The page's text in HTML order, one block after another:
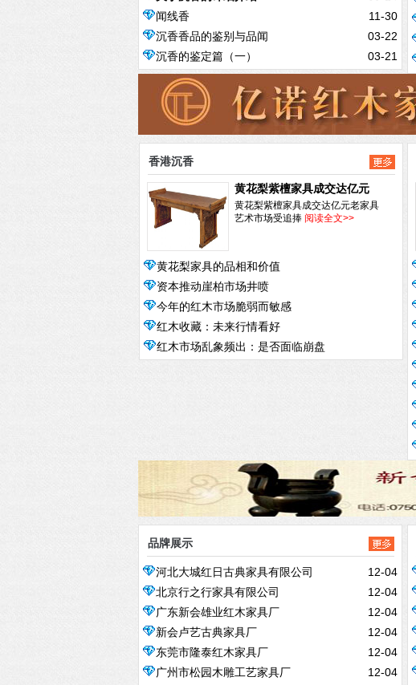
11-30
闻线香
03-22
沉香香品的鉴别与品闻
03-21
沉香的鉴定篇（一）
香港沉香
黄花梨紫檀家具成交达亿元
老家具艺术市场受追捧
黄花梨紫檀家具成交达亿元老家具
艺术市场受追捧 阅读全文>>
黄花梨家具的品相和价值
资本推动崖柏市场井喷
今年的红木市场脆弱而敏感
红木收藏：未来行情看好
红木市场乱象频出：是否面临崩盘
品牌展示
12-04
河北大城红日古典家具有限公司
12-04
北京行之行家具有限公司
12-04
广东新会雄业红木家具厂
12-04
新会卢艺古典家具厂
12-04
东莞市隆泰红木家具厂
12-04
广州市松园木雕工艺家具厂